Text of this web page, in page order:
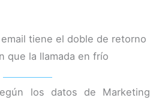
tiene el doble de retorno
que la llamada en frío
los datos de Marketing